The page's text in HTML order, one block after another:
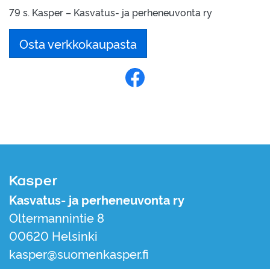
79 s. Kasper – Kasvatus- ja perheneuvonta ry
Osta verkkokaupasta
Kasper
Kasvatus- ja perheneuvonta ry
Oltermannintie 8
00620 Helsinki
kasper@suomenkasper.fi